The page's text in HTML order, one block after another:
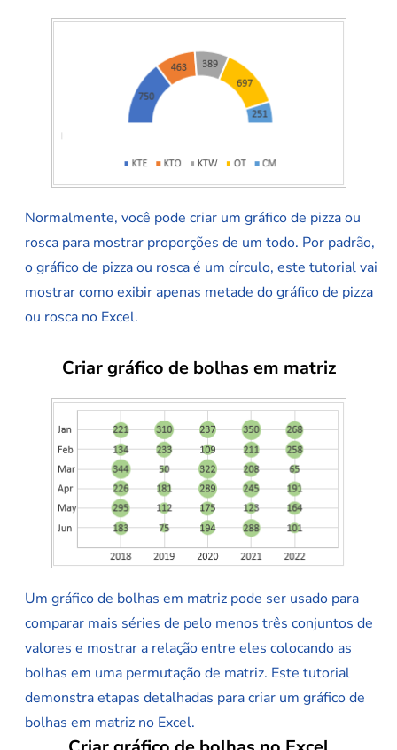
Normalmente, você pode criar um gráfico de pizza ou
rosca para mostrar proporções de um todo. Por padrão,
o gráfico de pizza ou rosca é um círculo, este tutorial vai
mostrar como exibir apenas metade do gráfico de pizza
ou rosca no Excel.
Criar gráfico de bolhas em matriz
Um gráfico de bolhas em matriz pode ser usado para
comparar mais séries de pelo menos três conjuntos de
valores e mostrar a relação entre eles colocando as
bolhas em uma permutação de matriz. Este tutorial
demonstra etapas detalhadas para criar um gráfico de
bolhas em matriz no Excel.